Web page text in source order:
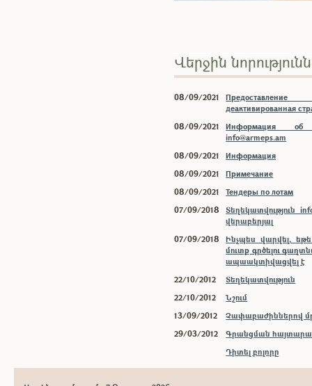
Վերջին
08/09/2021
деактивированная
08/09/2021
Информация об
info@armeps.am
08/09/2021
Информация
08/09/2021
Примечание
08/09/2021
Тендеры по лотам
07/09/2018
Տեղեկատվություն
վերաբերյալ
07/09/2018
Ինչպես վարվել,
մուտք գրծելու
ապաակտիվացվել է
22/10/2012
Տեղեկատվություն
22/10/2012
Նշում
13/09/2012
Չափաբաժիններով
29/03/2012
Գրանցման
Դիտել բոլորը